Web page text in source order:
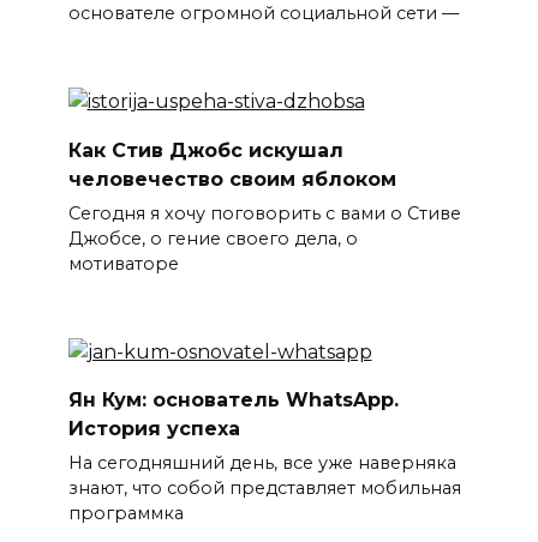
основателе огромной социальной сети —
Как Стив Джобс искушал
человечество своим яблоком
Сегодня я хочу поговорить с вами о Стиве
Джобсе, о гение своего дела, о
мотиваторе
Ян Кум: основатель WhatsApp.
История успеха
На сегодняшний день, все уже наверняка
знают, что собой представляет мобильная
программка